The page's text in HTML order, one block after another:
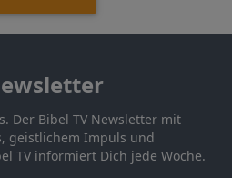
Der Bibel TV Newsletter mit
geistlichem Impuls und
TV informiert Dich jede Woche.